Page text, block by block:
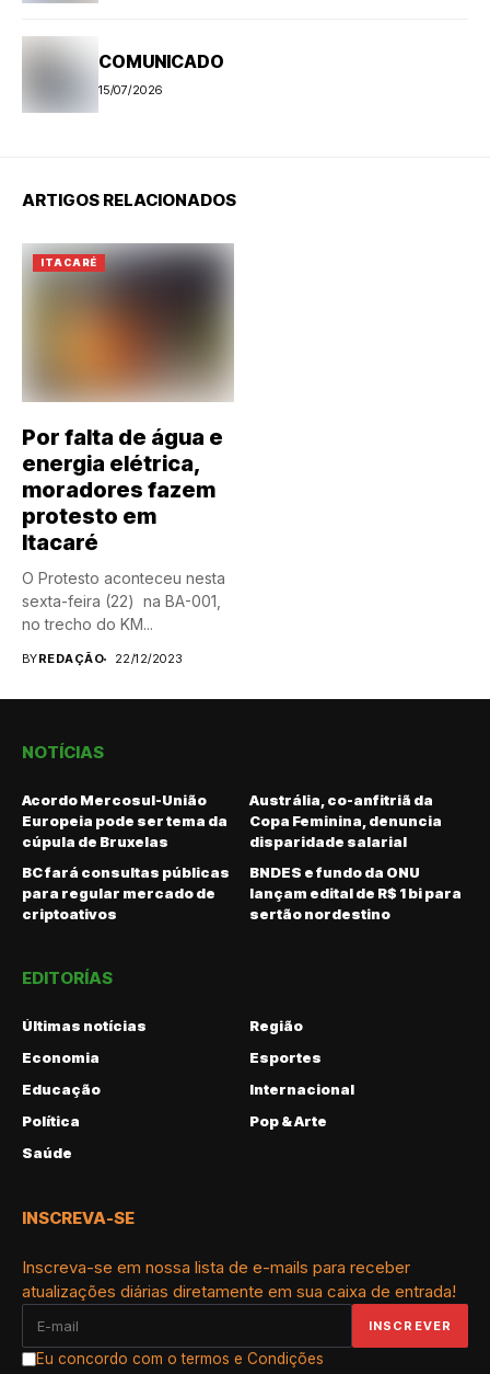
COMUNICADO
15/07/2026
ARTIGOS RELACIONADOS
ITACARÉ
Por falta de água e
energia elétrica,
moradores fazem
protesto em
Itacaré
O Protesto aconteceu nesta
sexta-feira (22) na BA-001,
no trecho do KM...
BYREDAÇÃO 22/12/2023
NOTÍCIAS
Acordo Mercosul-União
Europeia pode ser tema da
cúpula de Bruxelas
Austrália, co-anfitriã da
Copa Feminina, denuncia
disparidade salarial
BC fará consultas públicas
para regular mercado de
criptoativos
BNDES e fundo da ONU
lançam edital de R$ 1 bi para
sertão nordestino
EDITORÍAS
Últimas notícias
Região
Economia
Esportes
Educação
Internacional
Política
Pop & Arte
Saúde
INSCREVA-SE
Inscreva-se em nossa lista de e-mails para receber
atualizações diárias diretamente em sua caixa de entrada!
Eu concordo com o termos e Condições